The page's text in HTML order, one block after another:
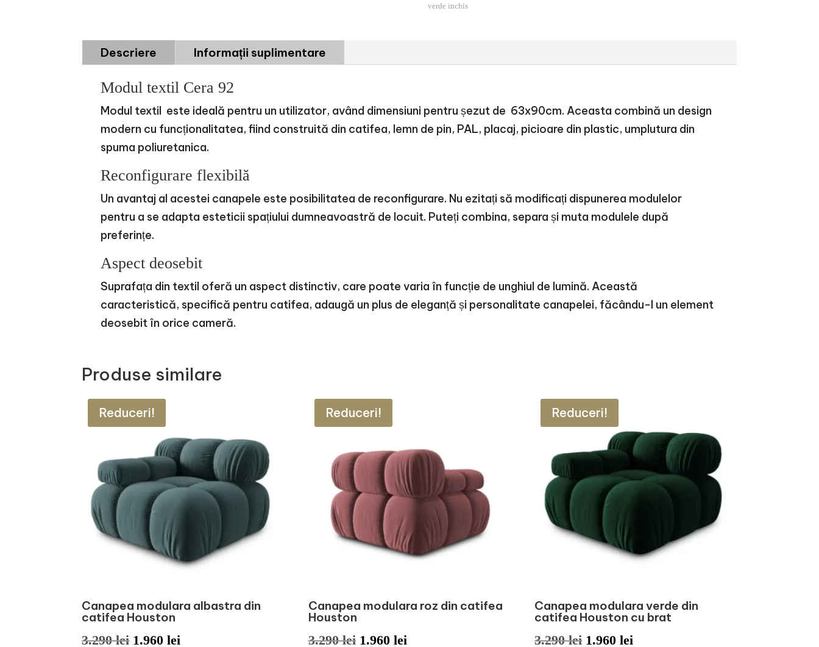
verde inchis
Descriere Informații suplimentare
Modul textil Cera 92
Modul textil este ideală pentru un utilizator, având dimensiuni pentru șezut de 63x90cm. Aceasta combină un design
modern cu funcționalitatea, fiind construită din catifea, lemn de pin, PAL, placaj, picioare din plastic, umplutura din
spuma poliuretanica.
Reconfigurare flexibilă
Un avantaj al acestei canapele este posibilitatea de reconfigurare. Nu ezitați să modificați dispunerea modulelor
pentru a se adapta esteticii spațiului dumneavoastră de locuit. Puteți combina, separa și muta modulele după
preferințe.
Aspect deosebit
Suprafața din textil oferă un aspect distinctiv, care poate varia în funcție de unghiul de lumină. Această
caracteristică, specifică pentru catifea, adaugă un plus de eleganță și personalitate canapelei, făcându-l un element
deosebit în orice cameră.
Produse similare
Reduceri!
Canapea modulara albastra din
catifea Houston
3.290lei Prețul
1.960lei
Reduceri!
Canapea modulara roz din catifea
Houston
3.290lei Prețul
1.960 leiPrețul
Reduceri!
Canapea modulara verde din
catifea Houston cu brat
3.290lei Prețul
1.960lei